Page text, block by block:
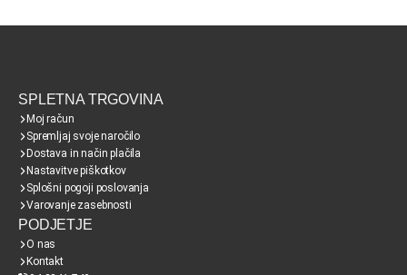
SPLETNA TRGOVINA
Moj račun
Spremljaj svoje naročilo
Dostava in način plačila
Nastavitve piškotkov
Splošni pogoji poslovanja
Varovanje zasebnosti
PODJETJE
O nas
Kontakt